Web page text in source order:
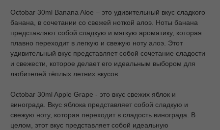
Octobar 30ml Banana Aloe – это удивительный вкус сладкого
банана, в сочетании со свежей ноткой алоэ. Ноты банана
представляют собой сладкую и мягкую ароматику, которая
плавно переходит в легкую и свежую ноту алоэ. Этот
удивительный вкус представляет собой сочетание сладости
и свежести, которое делает его идеальным выбором для
любителей тёплых летних вкусов.
Octobar 30ml Apple Grape - это вкус свежих яблок и
винограда. Вкус яблока представляет собой сладкую и
свежую ноту, которая переходит в сладость винограда. В
целом, этот вкус представляет собой идеальную